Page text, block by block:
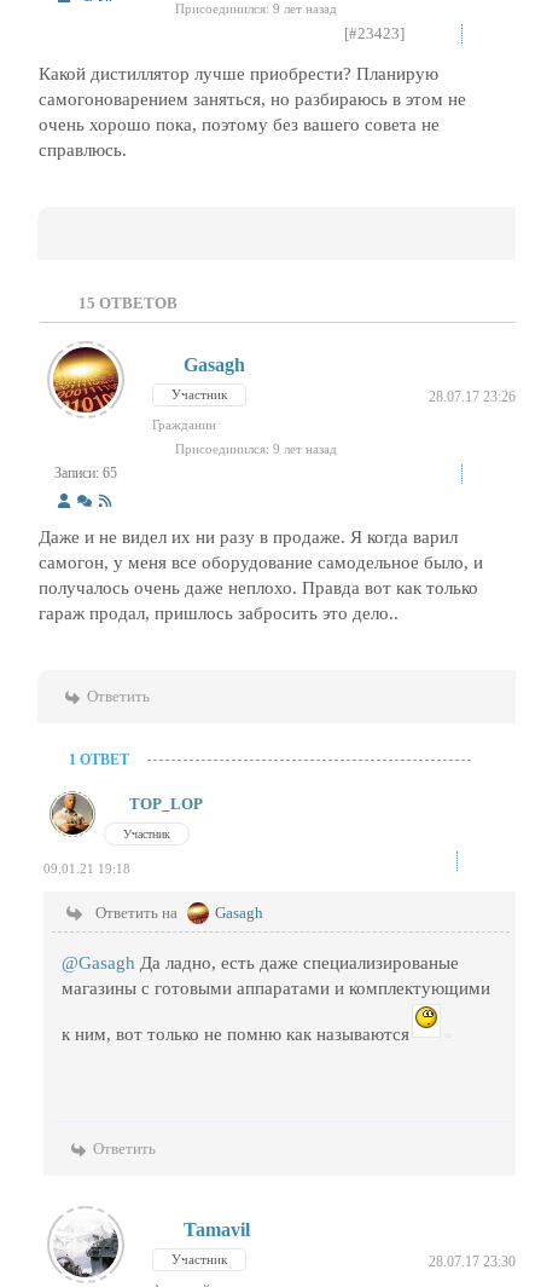
Присоединился: 9 лет назад
[#23423]
Какой дистиллятор лучше приобрести? Планирую
самогоноварением заняться, но разбираюсь в этом не
очень хорошо пока, поэтому без вашего совета не
справлюсь.
15 ОТВЕТОВ
Записи: 65
Gasagh
Участник 28.07.17 23:26
Гражданин
Присоединился: 9 лет назад
Даже и не видел их ни разу в продаже. Я когда варил
самогон, у меня все оборудование самодельное было, и
получалось очень даже неплохо. Правда вот как только
гараж продал, пришлось забросить это дело..
Ответить
1 ОТВЕТ
TOP_LOP
Участник
09.01.21 19:18
Ответить на Gasagh
@Gasagh Да ладно, есть даже специализированые
магазины с готовыми аппаратами и комплектующими
к ним, вот только не помню как называются
Ответить
Tamavil
Участник 28.07.17 23:30